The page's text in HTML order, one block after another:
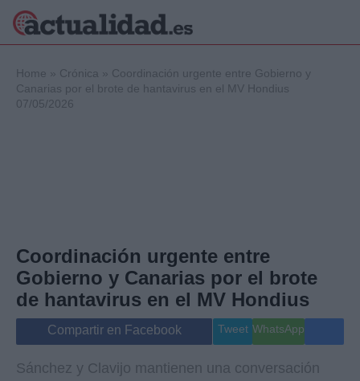
Internacional
Viajes
Gente
Musica
Home » Crónica » Coordinación urgente entre Gobierno y
Canarias por el brote de hantavirus en el MV Hondius
07/05/2026
Coordinación urgente entre
Gobierno y Canarias por el brote
de hantavirus en el MV Hondius
Compartir en Facebook Tweet WhatsApp
Sánchez y Clavijo mantienen una conversación